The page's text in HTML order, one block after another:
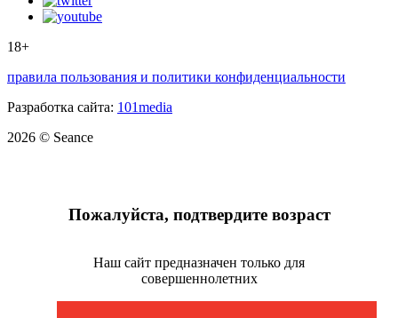
18+
правила пользования и политики конфиденциальности
Разработка сайта: 101media
2026 © Seance
Пожалуйста, подтвердите возраст
Наш сайт предназначен только для
совершеннолетних